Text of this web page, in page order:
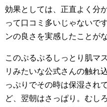
効果としては、正直よく分
って口コミ多いじゃないで
ンの良さを実感したことがな
このぷるぷるしっとり肌マ
リみたいな公式さんの触れ
っぷりでその時は保湿され
ど、翌朝はさっぱり。むし